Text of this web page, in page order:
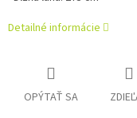
Detailné informácie
OPÝTAŤ SA